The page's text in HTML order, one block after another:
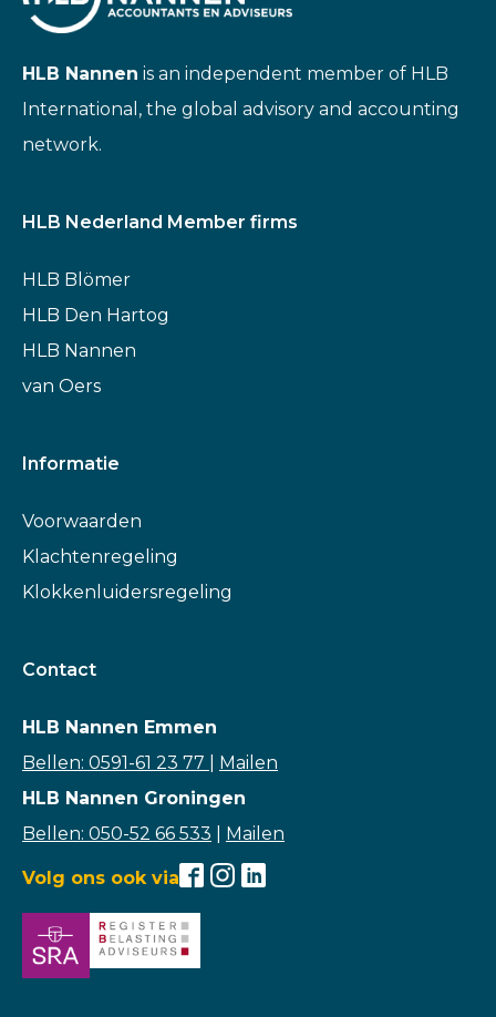
HLB Nannen is an independent member of HLB
International, the global advisory and accounting
network.
HLB Nederland Member firms
HLB Blömer
HLB Den Hartog
HLB Nannen
van Oers
Informatie
Voorwaarden
Klachtenregeling
Klokkenluidersregeling
Contact
HLB Nannen Emmen
Bellen: 0591-61 23 77
Mailen
HLB Nannen Groningen
Bellen: 050-52 66 533
Mailen
Volg ons ook via